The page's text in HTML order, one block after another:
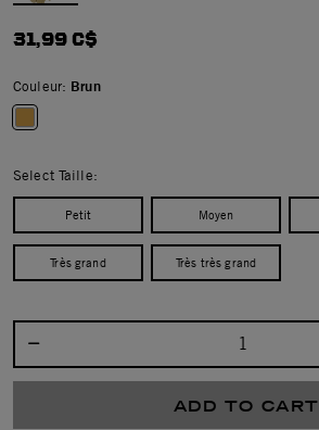
31,99 C$
Couleur: Brun
Select Taille:
Petit Moyen
Très grand Très très grand
ADD TO CART